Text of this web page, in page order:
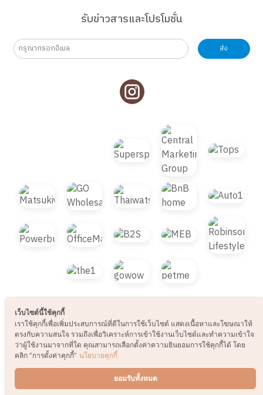
รับข่าวสารและโปรโมชั่น
ส่ง
© 2021 B2S CLUB, All rights reserved. Web
Design by1001click.
เว็บไซต์นี้ใช้คุกกี้
เราใช้คุกกี้เพื่อเพิ่มประสบการณ์ที่ดีในการใช้เว็บไซต์ แสดงเนื้อหาและโฆษณาให้
ตรงกับความสนใจ รวมถึงเพื่อวิเคราะห์การเข้าใช้งานเว็บไซต์และทำความเข้าใจ
ว่าผู้ใช้งานมาจากที่ใด คุณสามารถเลือกตั้งค่าความยินยอมการใช้คุกกี้ได้ โดย
คลิก “การตั้งค่าคุกกี้” นโยบายคุกกี้
ยอมรับทั้งหมด